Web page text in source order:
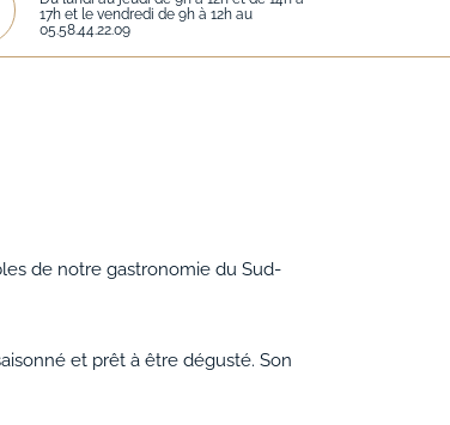
17h et le vendredi de 9h à 12h au
05.58.44.22.09
de notre gastronomie du Sud-
et prêt à être dégusté. Son